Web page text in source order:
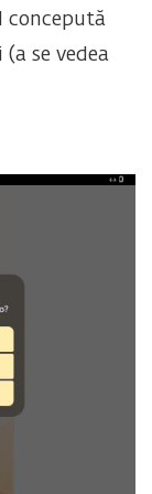
concepută
se vedea